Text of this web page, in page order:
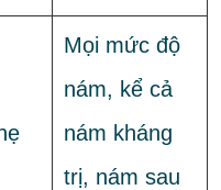
Mọi mức độ
nám, kể cả
nám kháng
trị, nám sau